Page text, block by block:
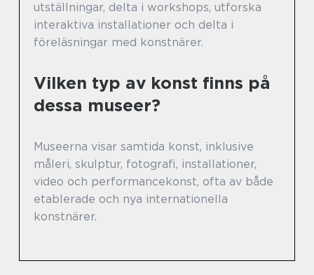
utställningar, delta i workshops, utforska
interaktiva installationer och delta i
föreläsningar med konstnärer.
Vilken typ av konst finns på
dessa museer?
Museerna visar samtida konst, inklusive
måleri, skulptur, fotografi, installationer,
video och performancekonst, ofta av både
etablerade och nya internationella
konstnärer.